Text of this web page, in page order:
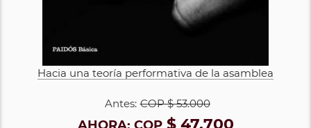
Hacia una teoría performativa de la asamblea
Antes: COP$ 53.000
$ 47.700